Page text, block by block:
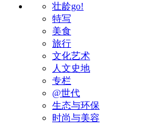
壮龄go!
特写
美食
旅行
文化艺术
人文史地
专栏
@世代
生态与环保
时尚与美容